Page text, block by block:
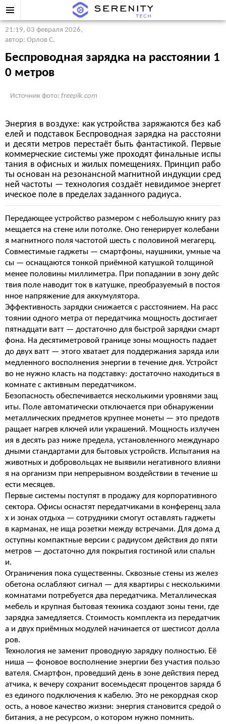
21:19, 03 февраля 2026,
автор: Орлов С.
Беспроводная зарядка на расстоянии 1
0 метров
Источник фото: freepik.com
Энергия в воздухе: как устройства заряжаются без каб
елей и подставок Беспроводная зарядка на расстояни
и десяти метров перестаёт быть фантастикой. Первые
коммерческие системы уже проходят финальные испы
тания в офисных и жилых помещениях. Принцип рабо
ты основан на резонансной магнитной индукции сред
ней частоты — технология создаёт невидимое энергет
ическое поле в пределах заданного радиуса.
Передающее устройство размером с небольшую книгу раз
мещается на стене или потолке. Оно генерирует колебани
я магнитного поля частотой шесть с половиной мегагерц.
Совместимые гаджеты — смартфоны, наушники, умные ча
сы — оснащаются тонкой приёмной катушкой толщиной
менее половины миллиметра. При попадании в зону дейс
твия поле наводит ток в катушке, преобразуемый в постоя
нное напряжение для аккумулятора.
Эффективность зарядки снижается с расстоянием. На расс
тоянии одного метра от передатчика мощность достигает
пятнадцати ватт — достаточно для быстрой зарядки смарт
фона. На десятиметровой границе зоны мощность падает
до двух ватт — этого хватает для поддержания заряда или
медленного восполнения энергии в течение дня. Устройст
во не нужно класть на подставку: достаточно находиться в
комнате с активным передатчиком.
Безопасность обеспечивается несколькими уровнями защ
иты. Поле автоматически отключается при обнаружении
металлических предметов крупнее монеты — это предотв
ращает нагрев ключей или украшений. Мощность излучен
ия в десять раз ниже предела, установленного междунаро
дными стандартами для бытовых устройств. Испытания на
животных и добровольцах не выявили негативного влияни
я на организм при непрерывном воздействии в течение ш
ести месяцев.
Первые системы поступят в продажу для корпоративного
сектора. Офисы оснастят передатчиками в конференц зала
х и зонах отдыха — сотрудники смогут оставлять гаджеты
в карманах, не ища розетки между встречами. Для дома д
оступны компактные версии с радиусом действия до пяти
метров — достаточно для покрытия гостиной или спальн
и.
Ограничения пока существенны. Сквозные стены из желез
обетона ослабляют сигнал — для квартиры с несколькими
комнатами потребуется два передатчика. Металлическая
мебель и крупная бытовая техника создают зоны тени, где
зарядка замедляется. Стоимость комплекта из передатчик
а и двух приёмных модулей начинается от шестисот долла
ров.
Технология не заменит проводную зарядку полностью. Её
ниша — фоновое восполнение энергии без участия пользо
вателя. Смартфон, проведший день в зоне действия перед
атчика, к вечеру сохранит восемьдесят процентов заряда б
ез единого подключения к кабелю. Это не рекордная скор
ость, а новое качество жизни: энергия становится средой о
битания, а не ресурсом, о котором нужно помнить.